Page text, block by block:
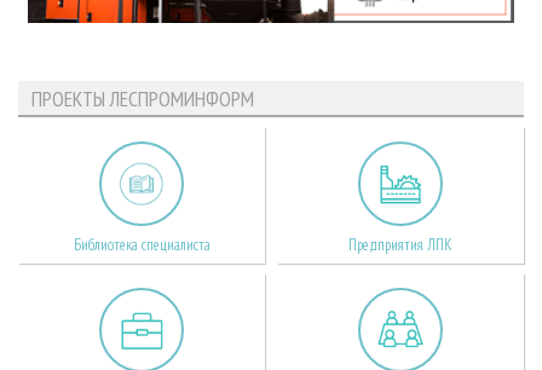
ПРОЕКТЫ ЛЕСПРОМИНФОРМ
Библиотека специалиста Предприятия ЛПК